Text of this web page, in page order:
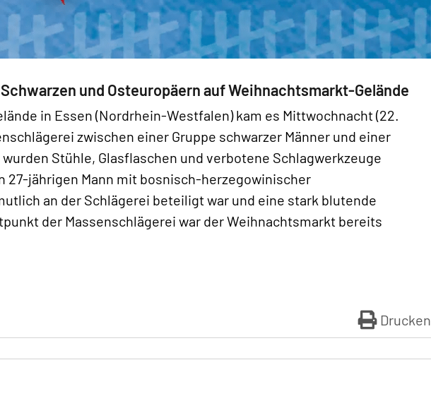
und Osteuropäern auf Weihnachtsmarkt-Gelände
in Essen (Nordrhein-Westfalen) kam es Mittwochnacht (22.
zwischen einer Gruppe schwarzer Männer und einer
Stühle, Glasflaschen und verbotene Schlagwerkzeuge
27-jährigen Mann mit bosnisch-herzegowinischer
an der Schlägerei beteiligt war und eine stark blutende
der Massenschlägerei war der Weihnachtsmarkt bereits
Drucken